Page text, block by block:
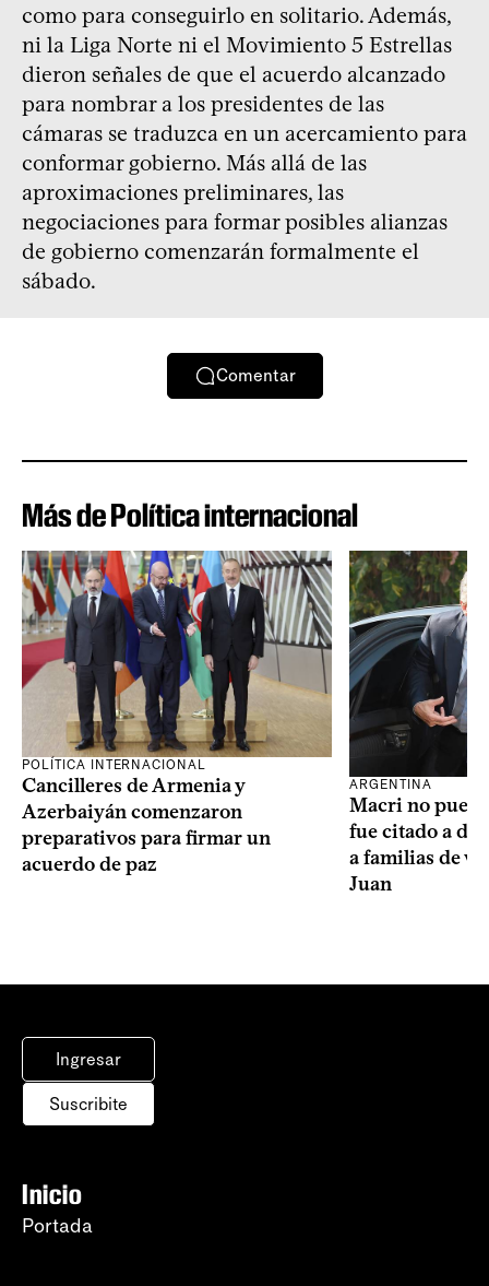
como para conseguirlo en solitario. Además,
ni la Liga Norte ni el Movimiento 5 Estrellas
dieron señales de que el acuerdo alcanzado
para nombrar a los presidentes de las
cámaras se traduzca en un acercamiento para
conformar gobierno. Más allá de las
aproximaciones preliminares, las
negociaciones para formar posibles alianzas
de gobierno comenzarán formalmente el
sábado.
Comentar
Más de Política internacional
POLÍTICA INTERNACIONAL
Cancilleres de Armenia y
Azerbaiyán comenzaron
preparativos para firmar un
acuerdo de paz
ARGENTINA
Macri no
fue citado a
a familias de
Juan
Ingresar
Suscribite
Inicio
Portada